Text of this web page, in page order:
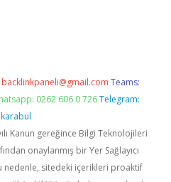
backlinkpaneli@gmail.com Teams:
0262 606 0 726 Telegram:
Kanun gereğince Bilgi Teknolojileri
onaylanmış bir Yer Sağlayıcı
nedenle, sitedeki içerikleri proaktif